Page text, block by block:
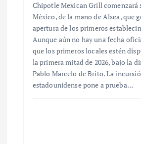
Chipotle Mexican Grill comenzará
México, de la mano de Alsea, que
apertura de los primeros
Aunque aún no hay una fecha
que los primeros locales estén
la primera mitad de 2026, bajo la
Pablo Marcelo de Brito. La
estadounidense pone a prueba…